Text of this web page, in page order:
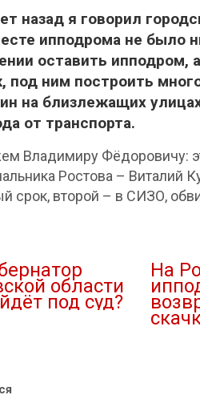
назад я говорил
ипподрома не было
оставить ипподром,
под ним построить
на близлежащих
от транспорта.
Владимиру Фёдоровичу:
Ростова – Виталий
срок, второй – в СИЗО,
области
под суд?
На